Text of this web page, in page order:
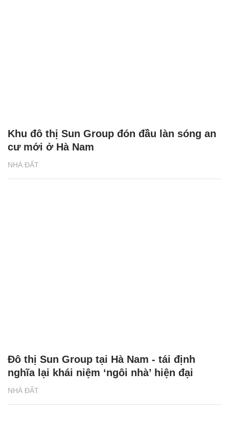
NHÀ ĐẤT
Khu đô thị Sun Group đón đầu làn sóng an
cư mới ở Hà Nam
NHÀ ĐẤT
Đô thị Sun Group tại Hà Nam - tái định
nghĩa lại khái niệm ‘ngôi nhà’ hiện đại